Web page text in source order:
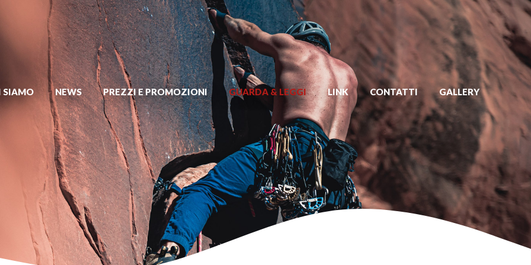
SIAMO NEWS PREZZI E PROMOZIONI GUARDA & LEGGI LINK CONTATTI GALLERY